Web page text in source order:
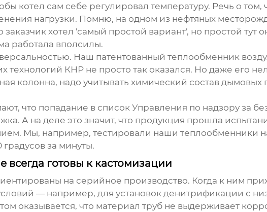
котел сам себе регулировал температуру. Речь о
нагрузки. Помню, на одном из нефтяных
хотел 'самый простой вариант', но простой тут
работала вполсилы.
Наш патентованный теплообменник
технологий КНР не просто так оказался. Но даже его
колонна, надо учитывать химический состав дымовых
что попадание в список Управления по надзору за
А на деле это значит, что продукция прошла
Мы, например, тестировали наши теплообменники
градусов за минуты.
всегда готовы к кастомизации
на серийное производство. Когда к ним
— например, для установок денитрификации с
оказывается, что материал труб не выдерживает